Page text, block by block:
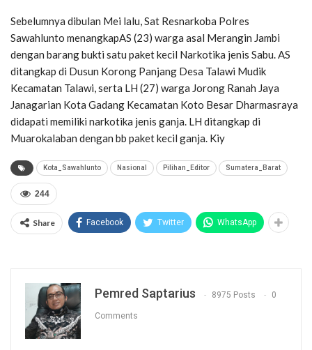
Sebelumnya dibulan Mei lalu, Sat Resnarkoba Polres
Sawahlunto menangkapAS (23) warga asal Merangin Jambi
dengan barang bukti satu paket kecil Narkotika jenis Sabu. AS
ditangkap di Dusun Korong Panjang Desa Talawi Mudik
Kecamatan Talawi, serta LH (27) warga Jorong Ranah Jaya
Janagarian Kota Gadang Kecamatan Koto Besar Dharmasraya
didapati memiliki narkotika jenis ganja. LH ditangkap di
Muarokalaban dengan bb paket kecil ganja. Kiy
Kota_Sawahlunto Nasional Pilihan_Editor Sumatera_Barat
244
Share Facebook Twitter WhatsApp
Pemred Saptarius 8975 Posts 0
Comments